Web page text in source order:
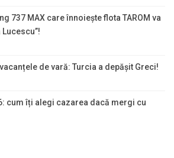
737 MAX care înnoiește flota TAROM va
de vară: Turcia a depășit Greci!
cum îți alegi cazarea dacă mergi cu